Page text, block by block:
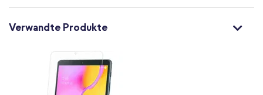
Verwandte Produkte